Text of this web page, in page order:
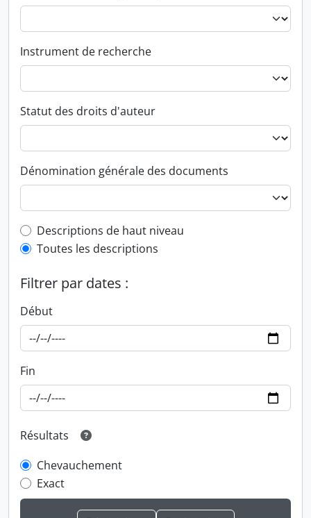
Instrument de recherche
Statut des droits d'auteur
Dénomination générale des documents
Top-level description filter
Descriptions de haut niveau
Toutes les descriptions
Filtrer par dates :
Début
Fin
Résultats
Chevauchement
Exact